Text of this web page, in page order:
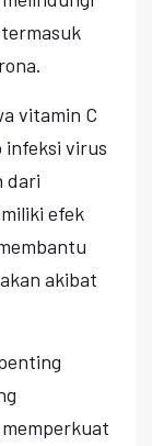
vitamin C
infeksi virus
dari
efek
akibat